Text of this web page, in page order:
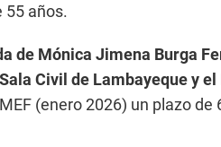
55 años.
de Mónica Jimena Burga
Civil de Lambayeque y el
(enero 2026) un plazo de